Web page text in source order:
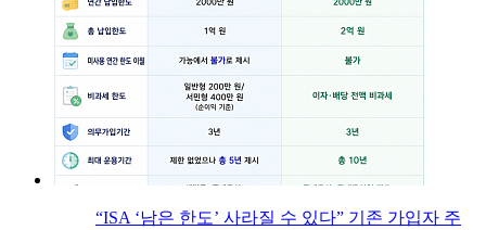
“ISA ‘남은 한도’ 사라질 수 있다” 기존 가입자 주